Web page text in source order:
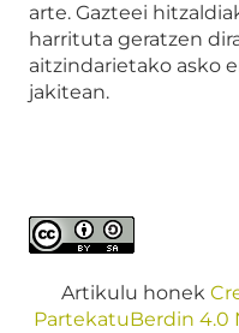
arte. Gazteei
harrituta geratzen
aitzindarietako asko
jakitean.
Artikulu honek
PartekatuBerdin 4.0